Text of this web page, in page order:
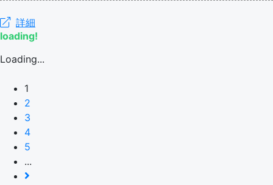
詳細
loading!
Loading...
1
2
3
4
5
...